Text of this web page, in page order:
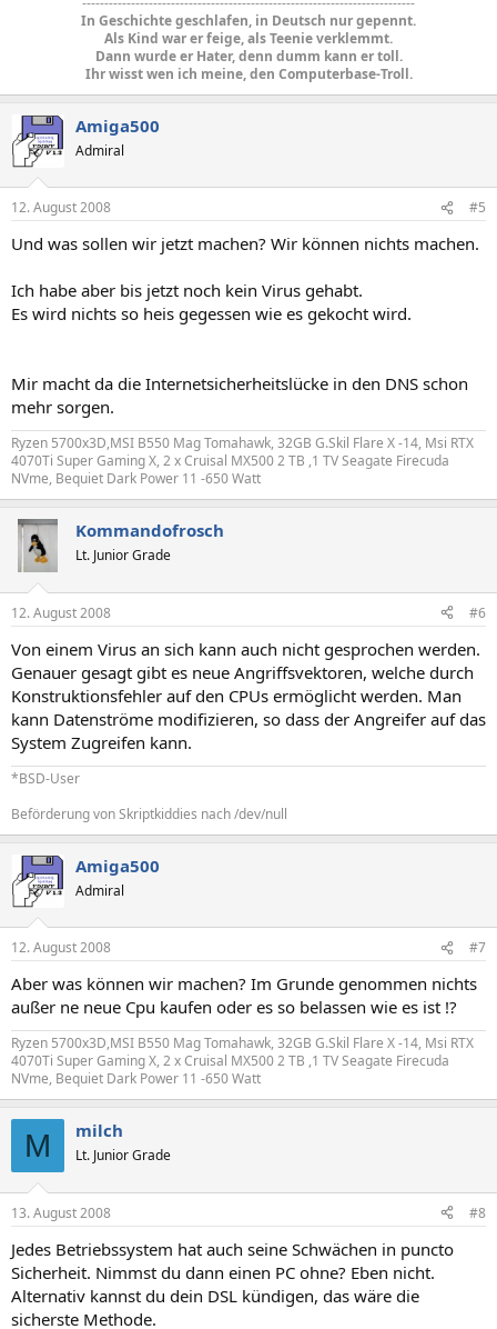
In Geschichte geschlafen, in Deutsch nur gepennt.
Als Kind war er feige, als Teenie verklemmt.
Dann wurde er Hater, denn dumm kann er toll.
Ihr wisst wen ich meine, den Computerbase-Troll.
Amiga500
Admiral
12. August 2008 #5
Und was sollen wir jetzt machen? Wir können nichts machen.
Ich habe aber bis jetzt noch kein Virus gehabt.
Es wird nichts so heis gegessen wie es gekocht wird.
Mir macht da die Internetsicherheitslücke in den DNS schon
mehr sorgen.
Ryzen 5700x3D,MSI B550 Mag Tomahawk, 32GB G.Skil Flare X -14, Msi RTX
4070Ti Super Gaming X, 2 x Cruisal MX500 2 TB ,1 TV Seagate Firecuda
NVme, Bequiet Dark Power 11 -650 Watt
Kommandofrosch
Lt. Junior Grade
12. August 2008 #6
Von einem Virus an sich kann auch nicht gesprochen werden.
Genauer gesagt gibt es neue Angriffsvektoren, welche durch
Konstruktionsfehler auf den CPUs ermöglicht werden. Man
kann Datenströme modifizieren, so dass der Angreifer auf das
System Zugreifen kann.
*BSD-User
Beförderung von Skriptkiddies nach /dev/null
Amiga500
Admiral
12. August 2008 #7
Aber was können wir machen? Im Grunde genommen nichts
außer ne neue Cpu kaufen oder es so belassen wie es ist !?
Ryzen 5700x3D,MSI B550 Mag Tomahawk, 32GB G.Skil Flare X -14, Msi RTX
4070Ti Super Gaming X, 2 x Cruisal MX500 2 TB ,1 TV Seagate Firecuda
NVme, Bequiet Dark Power 11 -650 Watt
M milch
Lt. Junior Grade
13. August 2008 #8
Jedes Betriebssystem hat auch seine Schwächen in puncto
Sicherheit. Nimmst du dann einen PC ohne? Eben nicht.
Alternativ kannst du dein DSL kündigen, das wäre die
sicherste Methode.